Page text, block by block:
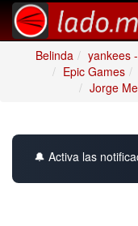
Belinda
yankees
Epic Games
Jorge
🔔 Activa las